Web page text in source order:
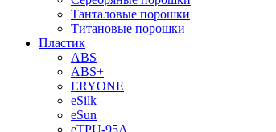
Танталовые порошки
Титановые порошки
Пластик
ABS
ABS+
ERYONE
eSilk
eSun
eTPU-95A